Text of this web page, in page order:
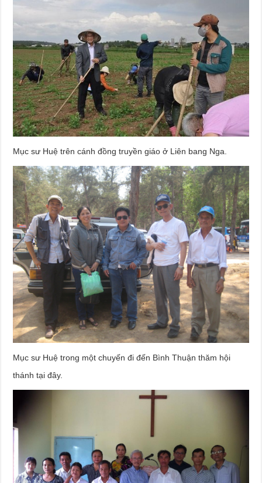
Mục sư Huệ trên cánh đồng truyền giáo ở Liên bang Nga.
Mục sư Huệ trong một chuyến đi đến Bình Thuận thăm hội
thánh tại đây.